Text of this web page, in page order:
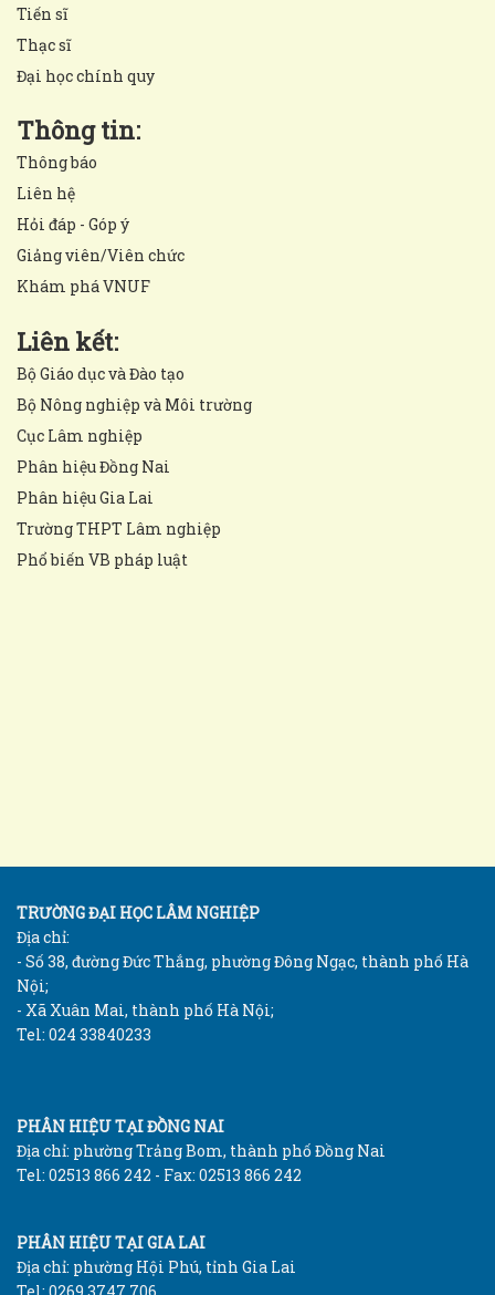
Tiến sĩ
Thạc sĩ
Đại học chính quy
Thông tin:
Thông báo
Liên hệ
Hỏi đáp - Góp ý
Giảng viên/Viên chức
Khám phá VNUF
Liên kết:
Bộ Giáo dục và Đào tạo
Bộ Nông nghiệp và Môi trường
Cục Lâm nghiệp
Phân hiệu Đồng Nai
Phân hiệu Gia Lai
Trường THPT Lâm nghiệp
Phổ biến VB pháp luật
TRƯỜNG ĐẠI HỌC LÂM NGHIỆP
Địa chỉ:
- Số 38, đường Đức Thắng, phường Đông Ngạc, thành phố Hà
Nội;
- Xã Xuân Mai, thành phố Hà Nội;
Tel: 024 33840233
PHÂN HIỆU TẠI ĐỒNG NAI
Địa chỉ: phường Trảng Bom, thành phố Đồng Nai
Tel: 02513 866 242 - Fax: 02513 866 242
PHÂN HIỆU TẠI GIA LAI
Địa chỉ: phường Hội Phú, tỉnh Gia Lai